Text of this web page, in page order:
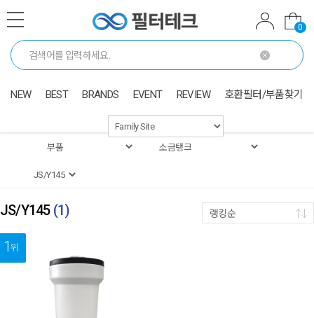
0
NEW BEST BRANDS EVENT REVIEW 호환필터/부품찾기
JS/Y145 (1) 랭킹순
1위